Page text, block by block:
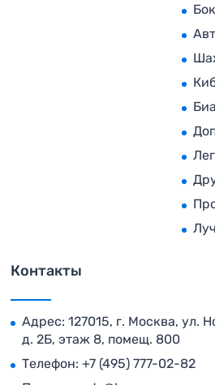
Контакты
Адрес: 127015, г. Москва, ул.
д. 2Б, этаж 8, помещ. 800
Телефон: +7 (495) 777-02-82